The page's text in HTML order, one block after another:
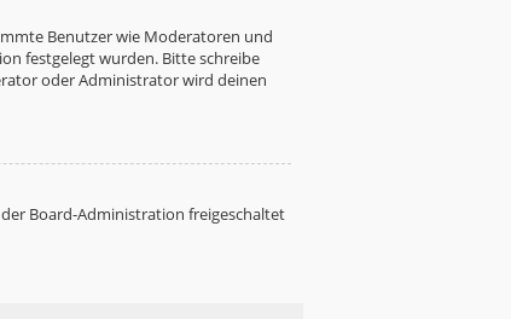
Benutzer wie Moderatoren und
festgelegt wurden. Bitte schreibe
oder Administrator wird deinen
Board-Administration freigeschaltet